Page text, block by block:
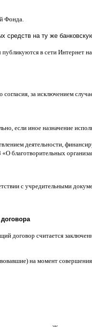
Фонда.
на ту же
в сети Интернет
согласия, за исключением
, если иное назначение
деятельности,
«О благотворительных
с учредительными
договор считается
) на момент совершения